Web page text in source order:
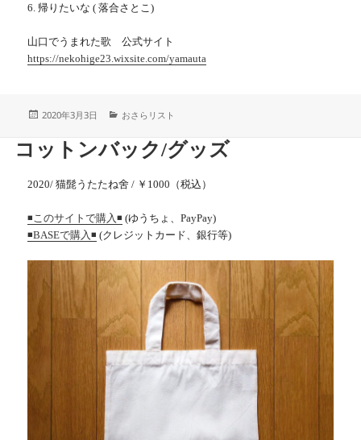
6. 帰りたいな ( 落合さとこ)
山口でうまれた歌 公式サイト
https://nekohige23.wixsite.com/yamauta
投
2020年3月3日
カ
リ
おさらリスト
コットンバック/グッズ
2020/ 猫髭うたたね舍 / ￥1000（税込）
◾️このサイトで購入◾️ (ゆうちょ、PayPay)
◾️BASEで購入◾️ (クレジットカード、銀行等)